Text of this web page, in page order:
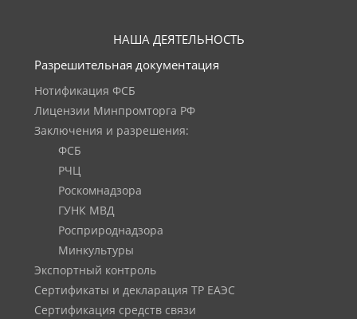
НАША ДЕЯТЕЛЬНОСТЬ
Разрешительная документация
Нотификация ФСБ
Лицензии Минпромторга РФ
Заключения и разрешения:
ФСБ
РЧЦ
Роскомнадзора
ГУНК МВД
Росприроднадзора
Минкультуры
Экспортный контроль
Сертификаты и декларация ТР ЕАЭС
Сертификация средств связи